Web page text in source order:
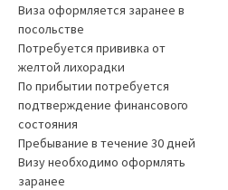
Виза оформляется заранее в
посольстве
Потребуется прививка от
желтой лихорадки
По прибытии потребуется
подтверждение финансового
состояния
Пребывание в течение 30 дней
Визу необходимо оформлять
заранее